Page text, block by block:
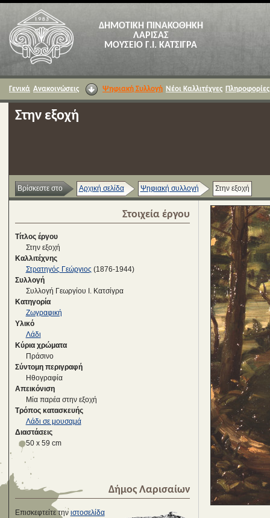
ΔΗΜΟΤΙΚΗ ΠΙΝΑΚΟΘΗΚΗ
ΛΑΡΙΣΑΣ
ΜΟΥΣΕΙΟ Γ.Ι. ΚΑΤΣΙΓΡΑ
Γενικά Ανακοινώσεις Ψηφιακή Συλλογή Νέοι Καλλιτέχνες Πληροφορίες
Στην εξοχή
Βρίσκεστε στο Αρχική σελίδα Ψηφιακή συλλογή Στην εξοχή
Στοιχεία έργου
Τίτλος έργου
Στην εξοχή
Καλλιτέχνης
Στρατηγός Γεώργιος (1876-1944)
Συλλογή
Συλλογή Γεωργίου Ι. Κατσίγρα
Κατηγορία
Ζωγραφική
Υλικό
Λάδι
Κύρια χρώματα
Πράσινο
Σύντομη περιγραφή
Ηθογραφία
Απεικόνιση
Μία παρέα στην εξοχή
Τρόπος κατασκευής
Λάδι σε μουσαμά
Διαστάσεις
50 x 59 cm
Δήμος Λαρισαίων
Επισκεφτείτε την ιστοσελίδα